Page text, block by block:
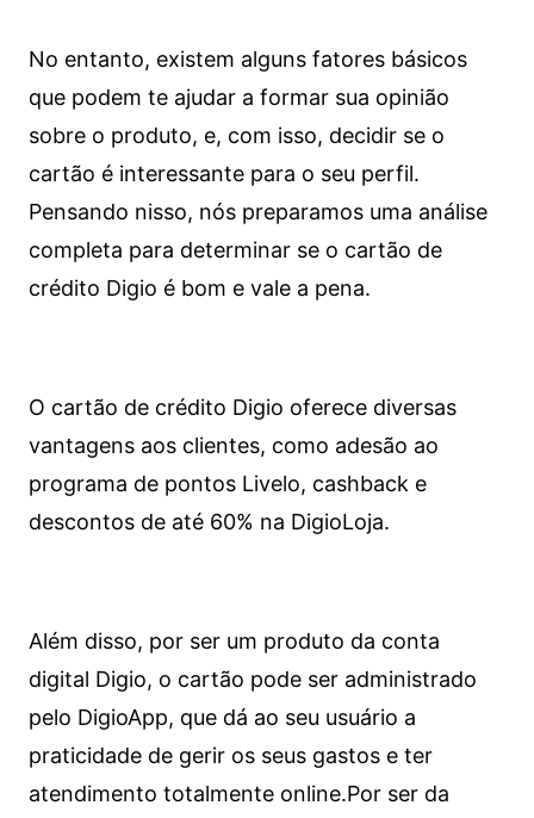
No entanto, existem alguns fatores básicos
que podem te ajudar a formar sua opinião
sobre o produto, e, com isso, decidir se o
cartão é interessante para o seu perfil.
Pensando nisso, nós preparamos uma análise
completa para determinar se o cartão de
crédito Digio é bom e vale a pena.
O cartão de crédito Digio oferece diversas
vantagens aos clientes, como adesão ao
programa de pontos Livelo, cashback e
descontos de até 60% na DigioLoja.
Além disso, por ser um produto da conta
digital Digio, o cartão pode ser administrado
pelo DigioApp, que dá ao seu usuário a
praticidade de gerir os seus gastos e ter
atendimento totalmente online.Por ser da